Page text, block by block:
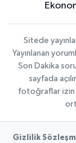
Sitede
Yayınlanan
Son Dakika
sayfada
fotoğraflar izin
Gizlilik